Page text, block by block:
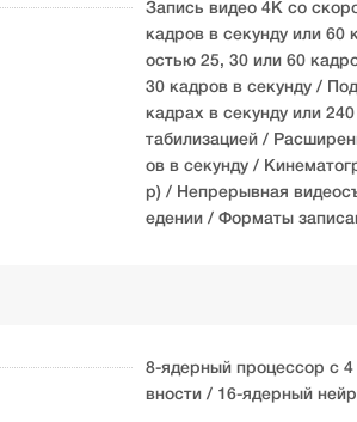
Запись видео 4K со
кадров в секунду или 60
остью 25, 30 или 60
30 кадров в секунду /
кадрах в секунду или
табилизацией /
ов в секунду /
p) / Непрерывная
едении / Форматы
8-ядерный процессор с
вности / 16-ядерный